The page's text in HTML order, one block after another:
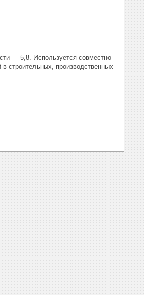
— 5,8. Используется совместно
строительных, производственных